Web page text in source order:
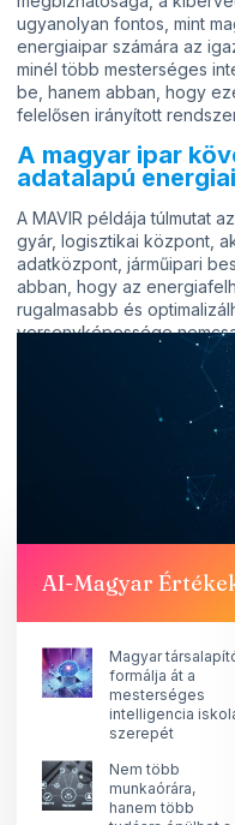
ugyanolyan fontos, mint
energiaipar számára az
minél több mesterséges
be, hanem abban, hogy
felelősen irányított
A magyar ipar
adatalapú
A MAVIR példája túlmutat
gyár, logisztikai központ,
adatközpont, járműipari
abban, hogy az
rugalmasabb és
versenyképessége
vásárol, hanem azon is,
adatot és a kockázatot.
erős mesterséges
nemcsak fogyasztója lesz
egy új, adatalapú
Forrás: Portfolio, MVM
AI-Magyar
Magyar
formálja át a
mesterséges
intelligencia
szerepét
Nem több
munkaórára,
hanem több